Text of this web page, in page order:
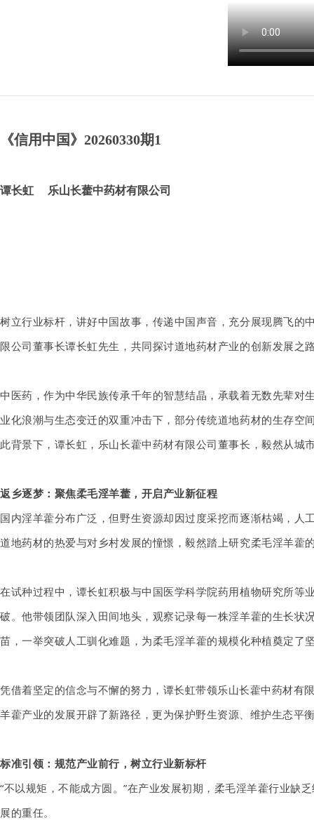
《信用中国》20260330期1
谭长虹 乐山长藿中药材有限公司
树立行业标杆，讲好中国故事，传递中国声音，充分展现腾飞的
限公司董事长谭长虹先生，共同探讨道地药材产业的创新发展之
中医药，作为中华民族传承千年的智慧结晶，承载着无数先辈
业化浪潮与生态变迁的双重冲击下，部分传统道地药材的生存空
此背景下，谭长虹，乐山长藿中药材有限公司董事长，毅然从
返乡逐梦：聚焦柔毛淫羊藿，开启产业新征程
国内淫羊藿分布广泛，但野生资源却因过度采挖而逐渐枯竭，
道地药材的热爱与对乡村发展的憧憬，毅然踏上研究柔毛淫羊
在试种过程中，谭长虹积极与中国医学科学院药用植物研究所等
破。他带领团队深入田间地头，观察记录每一株淫羊藿的生长
苗，一举突破人工驯化难题，为柔毛淫羊藿的规模化种植奠定了
凭借着坚定的信念与不懈的努力，谭长虹带领乐山长藿中药材
羊藿产业的发展开辟了新路径，更为保护野生资源、维护生态平
标准引领：规范产业前行，树立行业新标杆
“不以规矩，不能成方圆。”在产业发展初期，柔毛淫羊藿行业缺
展的重任。